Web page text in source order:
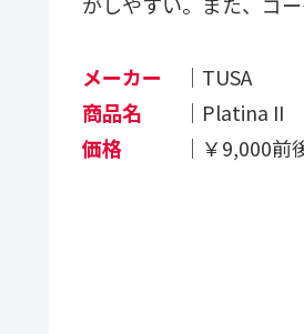
メーカー ｜TUSA
商品名
｜Platina II
価格 ｜￥9,000前